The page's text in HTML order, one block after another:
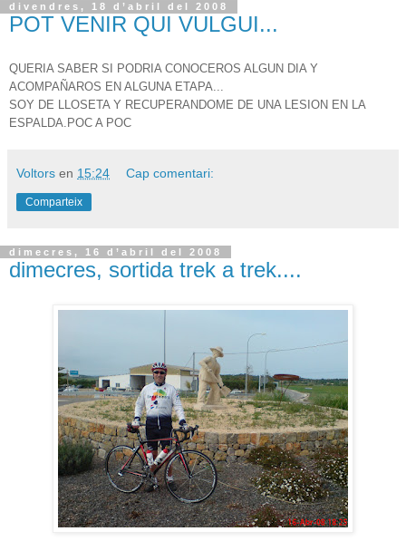
divendres, 18 d’abril del 2008
POT VENIR QUI VULGUI...
QUERIA SABER SI PODRIA CONOCEROS ALGUN DIA Y
ACOMPAÑAROS EN ALGUNA ETAPA...
SOY DE LLOSETA Y RECUPERANDOME DE UNA LESION EN LA
ESPALDA.POC A POC
Voltors en 15:24 Cap comentari:
Comparteix
dimecres, 16 d’abril del 2008
dimecres, sortida trek a trek....